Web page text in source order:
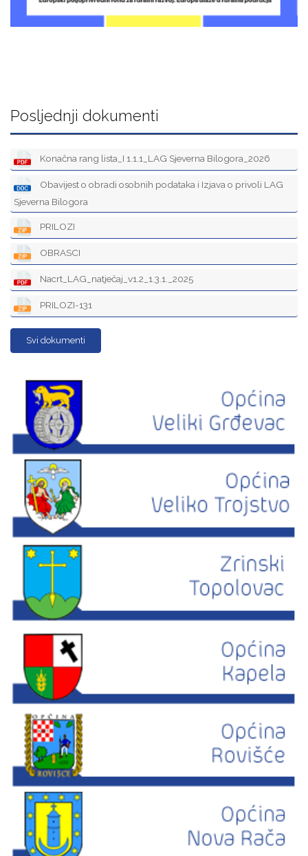
Posljednji dokumenti
Konačna rang lista_I 1.1.1_LAG Sjeverna Bilogora_2026
Obavijest o obradi osobnih podataka i Izjava o privoli LAG
Sjeverna Bilogora
PRILOZI
OBRASCI
Nacrt_LAG_natječaj_v1.2_1.3.1._2025
PRILOZI-131
Svi dokumenti